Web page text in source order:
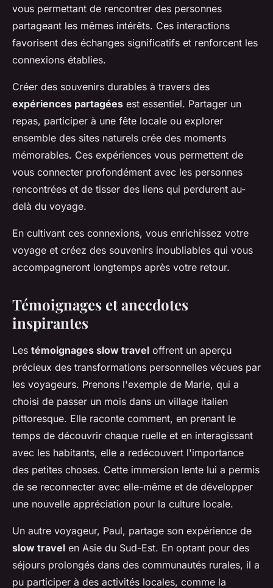
vous permettant de rencontrer des personnes
partageant les mêmes intérêts. Ces interactions
favorisent des échanges significatifs et renforcent les
connexions établies.
Créer des souvenirs durables à travers des
expériences partagées est essentiel. Partager un
repas, participer à une fête locale ou explorer
ensemble des sites naturels crée des moments
mémorables. Ces expériences vous permettent de
vous connecter profondément avec les personnes
rencontrées et de tisser des liens qui perdurent au-
delà du voyage.
En cultivant ces connexions, vous enrichissez votre
voyage et créez des souvenirs inoubliables qui vous
accompagneront longtemps après votre retour.
Témoignages et anecdotes
inspirantes
Les témoignages slow travel offrent un aperçu
précieux des transformations personnelles vécues par
les voyageurs. Prenons l'exemple de Marie, qui a
choisi de passer un mois dans un village italien
pittoresque. Elle raconte comment, en prenant le
temps de découvrir chaque ruelle et en interagissant
avec les habitants, elle a redécouvert l'importance
des petites choses. Cette immersion lente lui a permis
de se reconnecter avec elle-même et de développer
une nouvelle appréciation pour la culture locale.
Un autre voyageur, Paul, partage son expérience de
slow travel en Asie du Sud-Est. En optant pour des
séjours prolongés dans des communautés rurales, il a
pu participer à des activités locales, comme la